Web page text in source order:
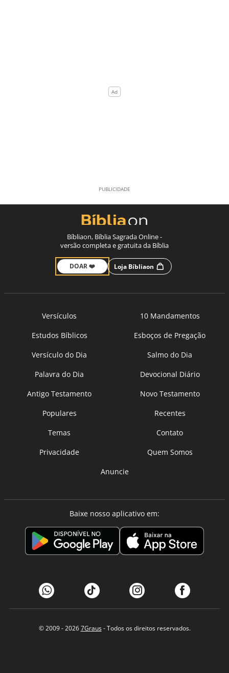
Bíbliaon, Bíblia Sagrada Online -
versão completa e gratuita da Bíblia
DOAR ❤️ Loja Bíbliaon
Versículos
10 Mandamentos
Estudos Bíblicos
Esboços de Pregação
Versículo do Dia
Salmo do Dia
Palavra do Dia
Devocional Diário
Antigo Testamento
Novo Testamento
Populares
Recentes
Temas
Contato
Privacidade
Quem Somos
Anuncie
Baixe nosso aplicativo em:
© 2009 - 20267Graus- Todos os direitos reservados.